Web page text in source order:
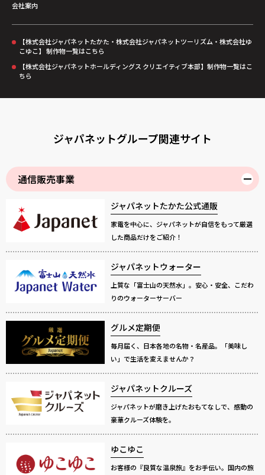
会社案内
【株式会社ジャパネットたかた・株式会社ジャパネットツーリズム・株式会社ゆ
こゆこ】 制作物一覧はこちら
【株式会社ジャパネットホールディングス クリエイティブ本部】制作物一覧はこ
ちら
ジャパネットグループ関連サイト
通信販売事業
ジャパネットたかた公式通販
家電を中心に、ジャパネットが自信をもって厳選
した商品だけをご紹介！
ジャパネットウォーター
上質な「富士山の天然水」。安心・安全、こだわ
りのウォーターサーバー
グルメ定期便
毎月届く、日本各地の名物・名産品。「美味し
い」で生活を変えませんか？
ジャパネットクルーズ
ジャパネットが磨き上げたおもてなしで、感動の
豪華クルーズ体験を。
ゆこゆこ
お客様の『良質な温泉旅』をお手伝い。国内の旅